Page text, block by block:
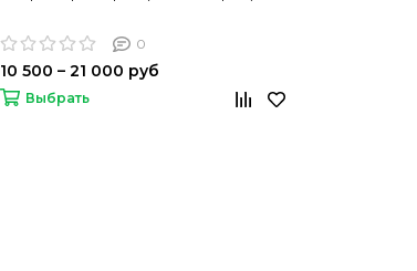
0
10 500 – 21 000 руб
Выбрать